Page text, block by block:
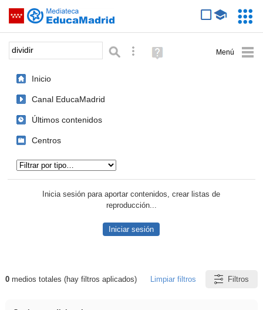
Saltar navegación
Palabra o frase: Búsqueda avanzada
Ayuda
(en
Inicio
Canal EducaMadrid
Últimos contenidos
Centros
Inicia sesión para aportar contenidos, crear listas de
reproducción...
Iniciar sesión
Resultados de: dividir
0medios totales (hay filtros aplicados) Limpiar filtros Filtros